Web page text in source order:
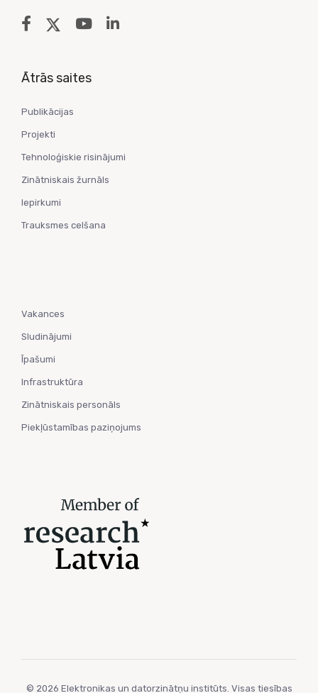
Ātrās saites
Publikācijas
Projekti
Tehnoloģiskie risinājumi
Zinātniskais žurnāls
Iepirkumi
Trauksmes celšana
Vakances
Sludinājumi
Īpašumi
Infrastruktūra
Zinātniskais personāls
Piekļūstamības paziņojums
© 2026 Elektronikas un datorzinātņu institūts. Visas tiesības